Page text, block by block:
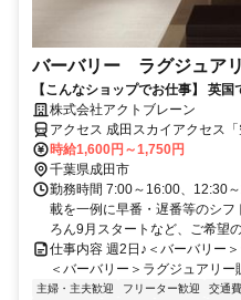
バーバリー ラグジュア
【こんなショップでお仕事】 英
リーブランド＜BURBERRY ／バ
まで、ギフトにも最適なアイテム
舗ブランドです。
株式会社アクトブレーン
アクセス 成田スカイアクセス
ル）駅」周辺
時給1,600円～1,750円
千葉県成田市
勤務時間 7:00～16:00、12:30
載を一例に早番・遅番等のシ
ろん9月スタートなど、ご希望
仕事内容 週2日♪＜バーバリー
＜バーバリー＞ラグジュアリー
主婦・主夫歓迎 フリーター歓迎 交通